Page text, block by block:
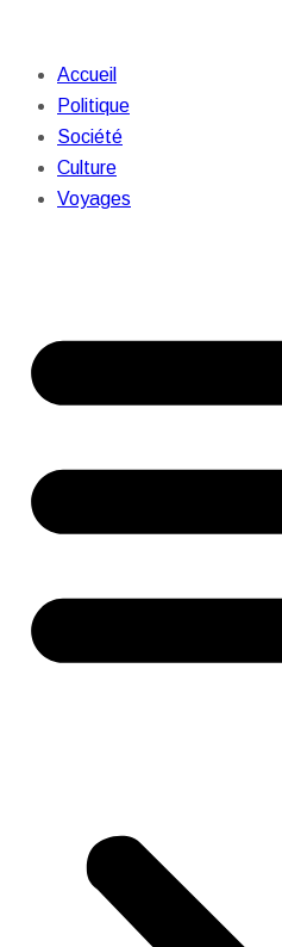
Accueil
Politique
Société
Culture
Voyages